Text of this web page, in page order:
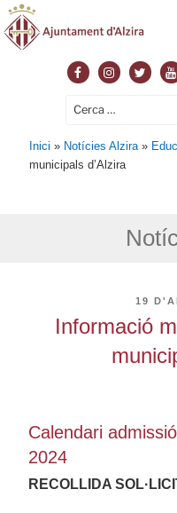
FacebookInstagram
Twitter
Cerca:
Inici » Notícies Alzira »
municipals d’Alzira
19
Informació
Calendari
2024
RECOLLIDA